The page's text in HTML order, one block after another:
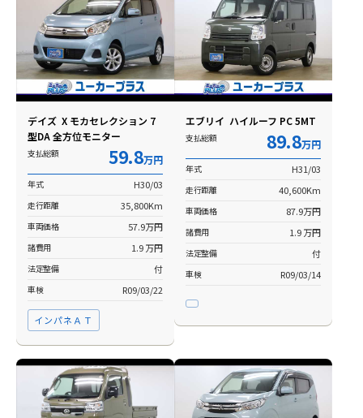
デイズ X モカセレクション 7
型DA 全方位モニター
支払総額 59.8万円
年式 H30/03
走行距離 35,800Km
車両価格 57.9万円
諸費用 1.9 万円
法定整備 付
車検 R09/03/22
インパネＡＴ
エブリイ ハイルーフ PC 5MT
支払総額 89.8万円
年式 H31/03
走行距離 40,600Km
車両価格 87.9万円
諸費用 1.9 万円
法定整備 付
車検 R09/03/14